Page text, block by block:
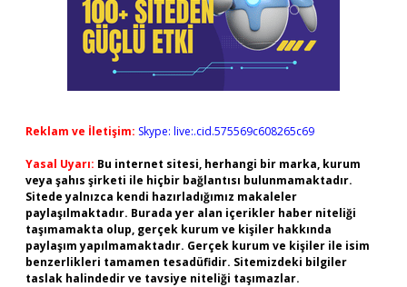
Reklam ve İletişim: Skype: live:.cid.575569c608265c69
Yasal Uyarı: Bu internet sitesi, herhangi bir marka, kurum
veya şahıs şirketi ile hiçbir bağlantısı bulunmamaktadır.
Sitede yalnızca kendi hazırladığımız makaleler
paylaşılmaktadır. Burada yer alan içerikler haber niteliği
taşımamakta olup, gerçek kurum ve kişiler hakkında
paylaşım yapılmamaktadır. Gerçek kurum ve kişiler ile isim
benzerlikleri tamamen tesadüfidir. Sitemizdeki bilgiler
taslak halindedir ve tavsiye niteliği taşımazlar.